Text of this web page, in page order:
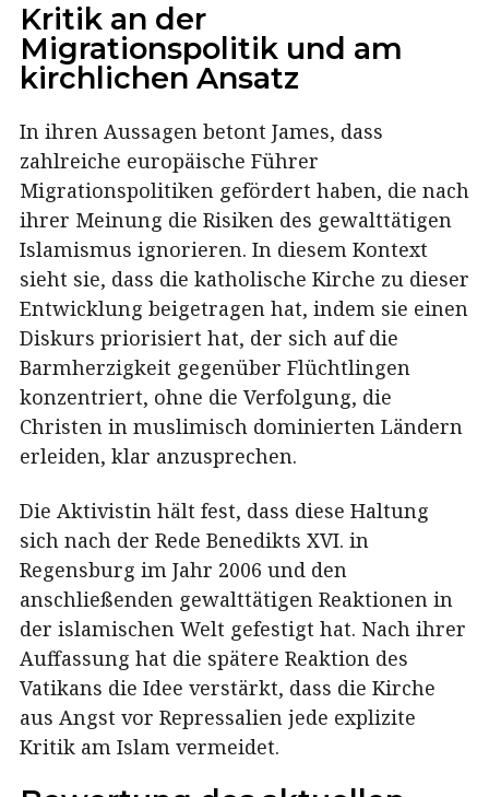
Kritik an der
Migrationspolitik und am
kirchlichen Ansatz
In ihren Aussagen betont James, dass
zahlreiche europäische Führer
Migrationspolitiken gefördert haben, die nach
ihrer Meinung die Risiken des gewalttätigen
Islamismus ignorieren. In diesem Kontext
sieht sie, dass die katholische Kirche zu dieser
Entwicklung beigetragen hat, indem sie einen
Diskurs priorisiert hat, der sich auf die
Barmherzigkeit gegenüber Flüchtlingen
konzentriert, ohne die Verfolgung, die
Christen in muslimisch dominierten Ländern
erleiden, klar anzusprechen.
Die Aktivistin hält fest, dass diese Haltung
sich nach der Rede Benedikts XVI. in
Regensburg im Jahr 2006 und den
anschließenden gewalttätigen Reaktionen in
der islamischen Welt gefestigt hat. Nach ihrer
Auffassung hat die spätere Reaktion des
Vatikans die Idee verstärkt, dass die Kirche
aus Angst vor Repressalien jede explizite
Kritik am Islam vermeidet.